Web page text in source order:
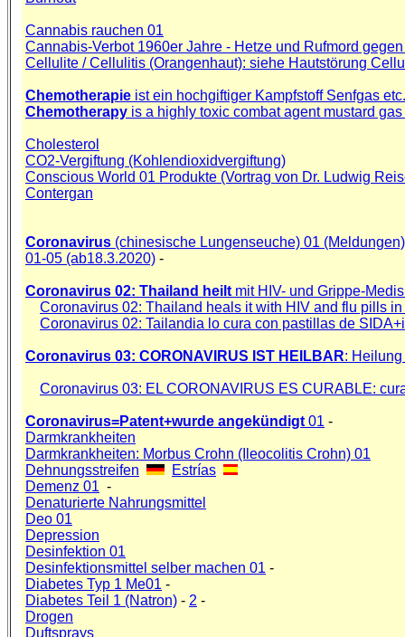
Cannabis rauchen 01
Cannabis-Verbot 1960er Jahre - Hetze und Rufmord
Cellulite / Cellulitis (Orangenhaut): siehe Hautstörung
Chemotherapie ist ein hochgiftiger Kampfstoff Senfgas
Chemotherapy is a highly toxic combat agent mustard gas
Cholesterol
CO2-Vergiftung (Kohlendioxidvergiftung)
Conscious World 01 Produkte (Vortrag von Dr. Ludwig
Contergan
Coronavirus (chinesische Lungenseuche) 01 (Meldungen)
01-05 (ab18.3.2020) -
Coronavirus 02: Thailand heiltmit HIV- und Grippe-
Coronavirus 02: Thailand heals it with HIV and flu pills
Coronavirus 02: Tailandia lo cura con pastillas de
Coronavirus 03: CORONAVIRUS IST HEILBAR:
Coronavirus 03: EL CORONAVIRUS ES CURABLE:
Coronavirus=Patent+wurde angekündigt01 -
Darmkrankheiten
Darmkrankheiten: Morbus Crohn (Ileocolitis Crohn) 01
Dehnungsstreifen
Estrías
Demenz 01 -
Denaturierte Nahrungsmittel
Deo 01
Depression
Desinfektion 01
Desinfektionsmittel selber machen 01 -
Diabetes Typ 1 Me01 -
Diabetes Teil 1 (Natron) - 2 -
Drogen
Duftsprays